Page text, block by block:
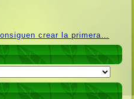
crear la primera…